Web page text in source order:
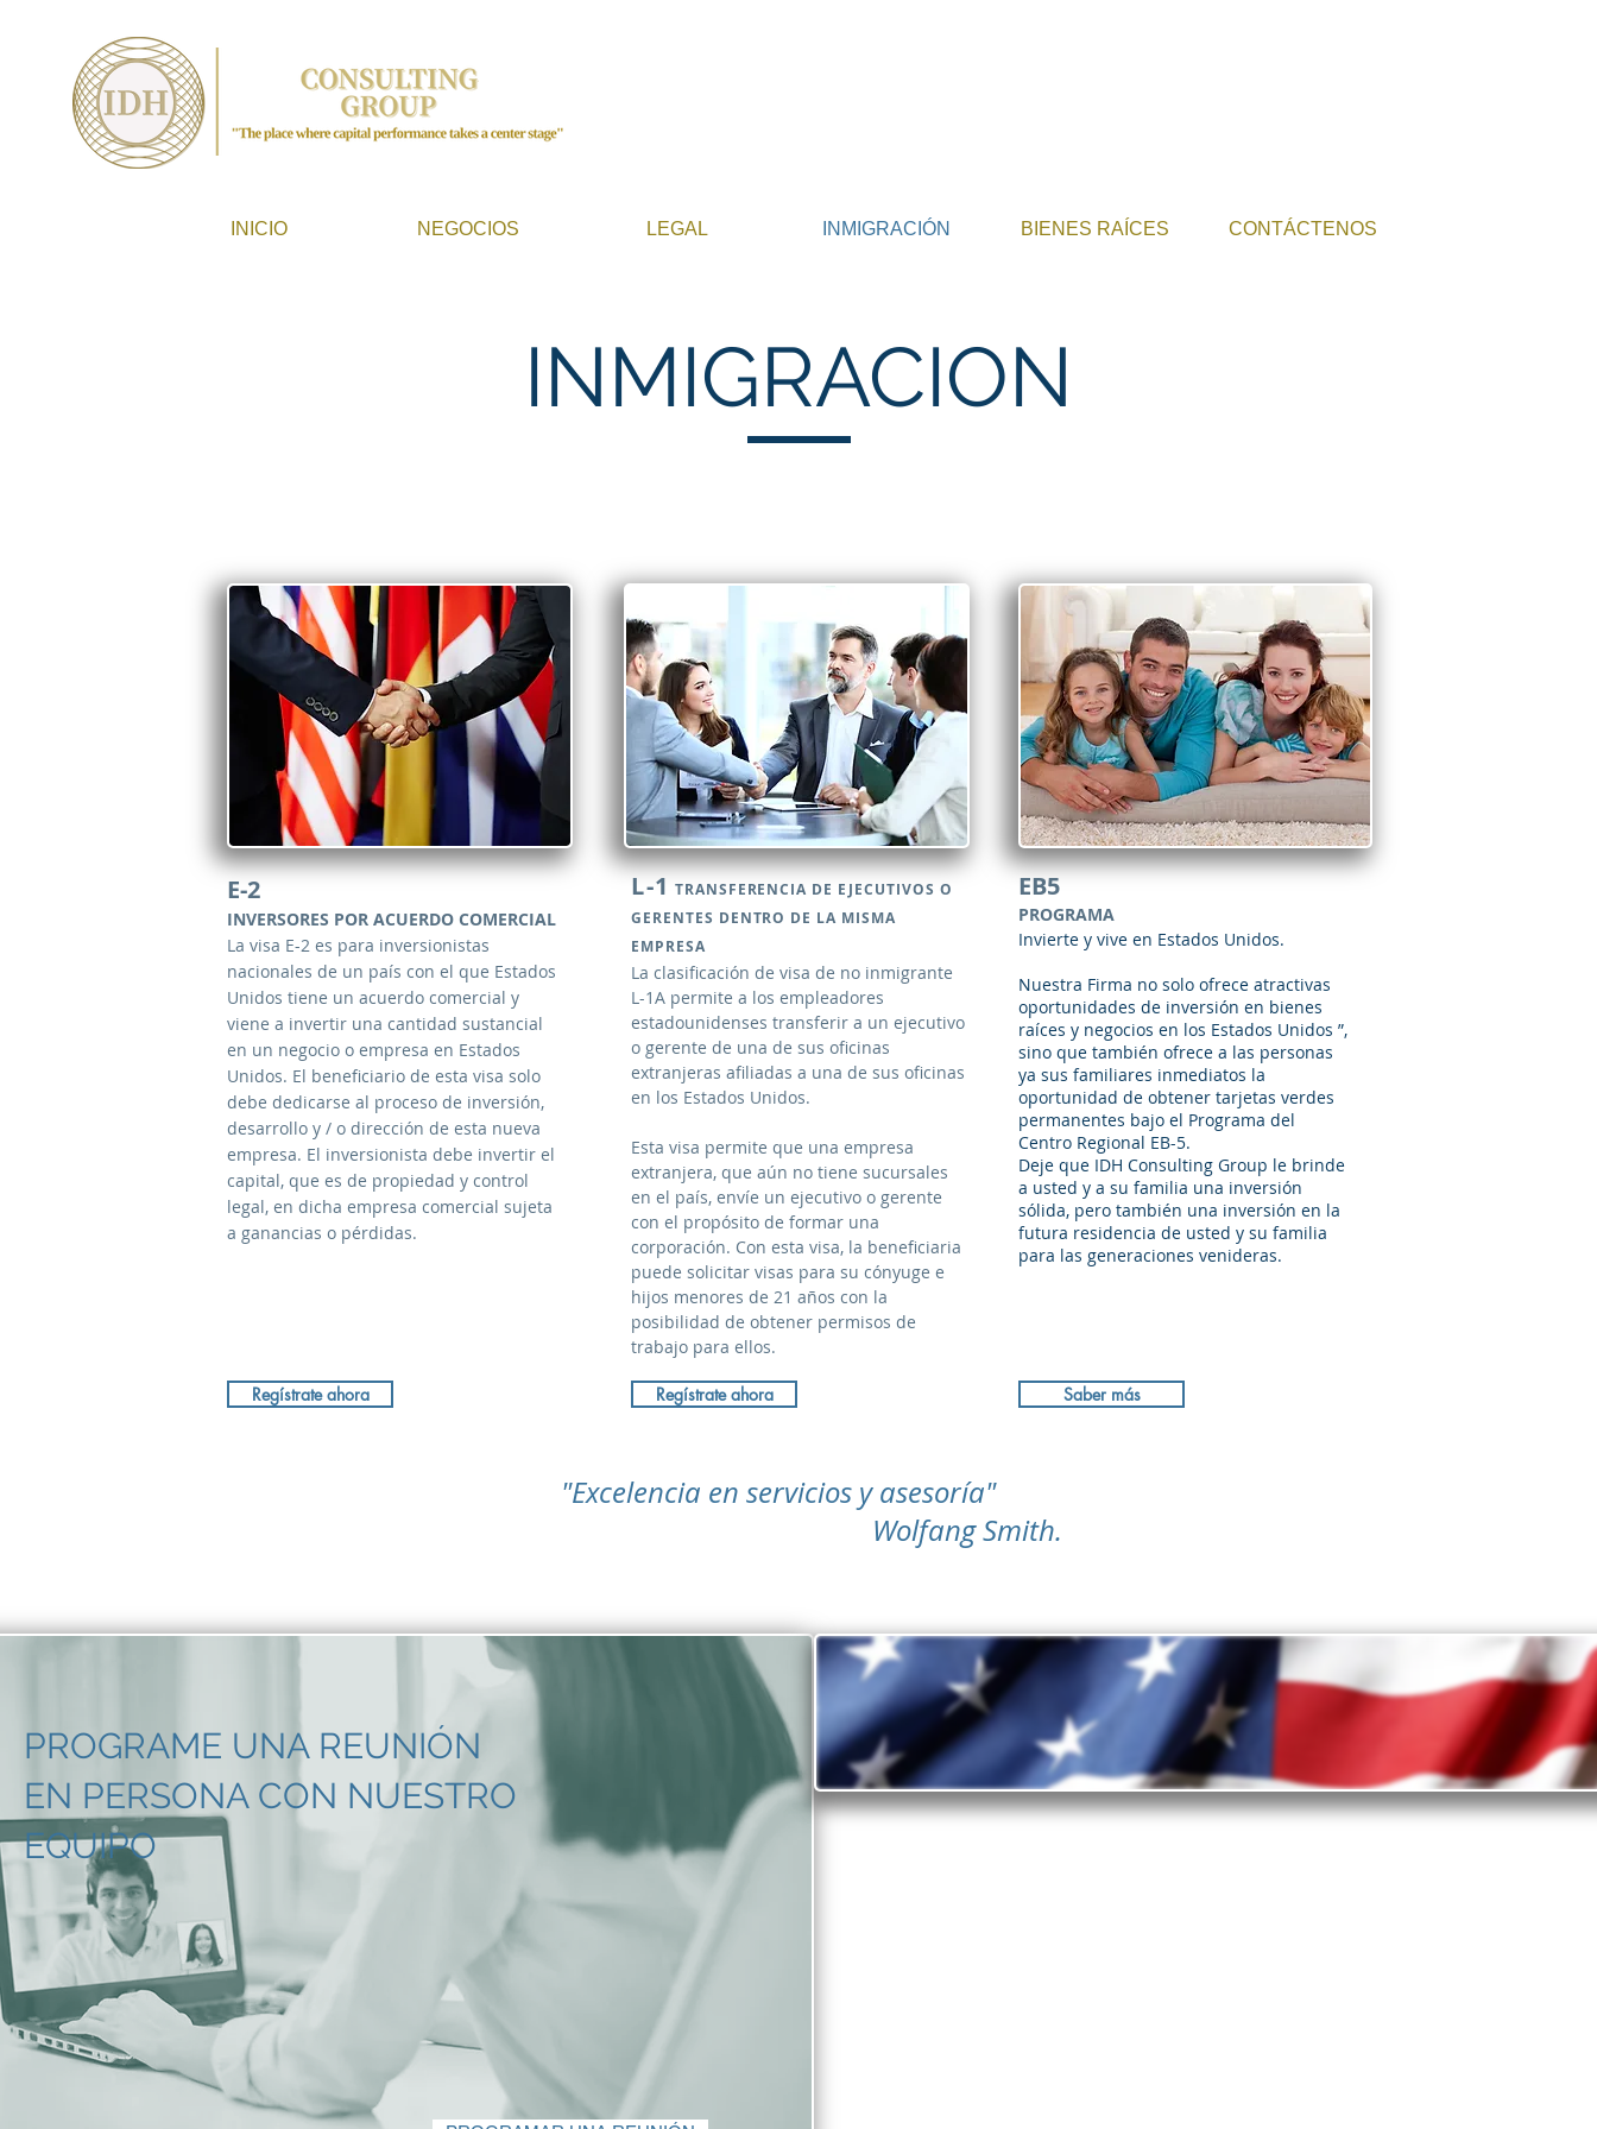
INICIO NEGOCIOS LEGAL INMIGRACIÓN BIENES RAÍCES CONTÁCTENOS
INMIGRACION
E-2
INVERSORES POR ACUERDO COMERCIAL
La visa E-2 es para inversionistas
nacionales de un país con el que Estados
Unidos tiene un acuerdo comercial y
viene a invertir una cantidad sustancial
en un negocio o empresa en Estados
Unidos. El beneficiario de esta visa solo
debe dedicarse al proceso de inversión,
desarrollo y / o dirección de esta nueva
empresa. El inversionista debe invertir el
capital, que es de propiedad y control
legal, en dicha empresa comercial sujeta
a ganancias o pérdidas.
Regístrate ahora
L-1 TRANSFERENCIA DE EJECUTIVOS O
GERENTES DENTRO DE LA MISMA
EMPRESA
La clasificación de visa de no inmigrante
L-1A permite a los empleadores
estadounidenses transferir a un ejecutivo
o gerente de una de sus oficinas
extranjeras afiliadas a una de sus oficinas
en los Estados Unidos.
Esta visa permite que una empresa
extranjera, que aún no tiene sucursales
en el país, envíe un ejecutivo o gerente
con el propósito de formar una
corporación. Con esta visa, la beneficiaria
puede solicitar visas para su cónyuge e
hijos menores de 21 años con la
posibilidad de obtener permisos de
trabajo para ellos.
Regístrate ahora
EB5
PROGRAMA
Invierte y vive en Estados Unidos.
Nuestra Firma no solo ofrece atractivas
oportunidades de inversión en bienes
raíces y negocios en los Estados Unidos ”,
sino que también ofrece a las personas
ya sus familiares inmediatos la
oportunidad de obtener tarjetas verdes
permanentes bajo el Programa del
Centro Regional EB-5.
Deje que IDH Consulting Group le brinde
a usted y a su familia una inversión
sólida, pero también una inversión en la
futura residencia de usted y su familia
para las generaciones venideras.
Saber más
"Excelencia en servicios y asesoría"
Wolfang Smith.
PROGRAME UNA REUNIÓN
EN PERSONA CON NUESTRO
EQUIPO